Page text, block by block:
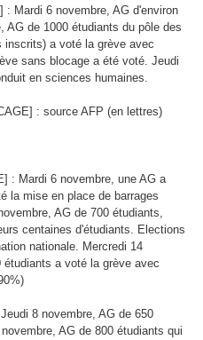
Mardi 6 novembre, AG d'environ
AG de 1000 étudiants du pôle des
inscrits) a voté la grève avec
sans blocage a été voté. Jeudi
en sciences humaines.
: source AFP (en lettres)
: Mardi 6 novembre, une AG a
la mise en place de barrages
AG de 700 étudiants,
centaines d'étudiants. Elections
nationale. Mercredi 14
étudiants a voté la grève avec
8 novembre, AG de 650
AG de 800 étudiants qui